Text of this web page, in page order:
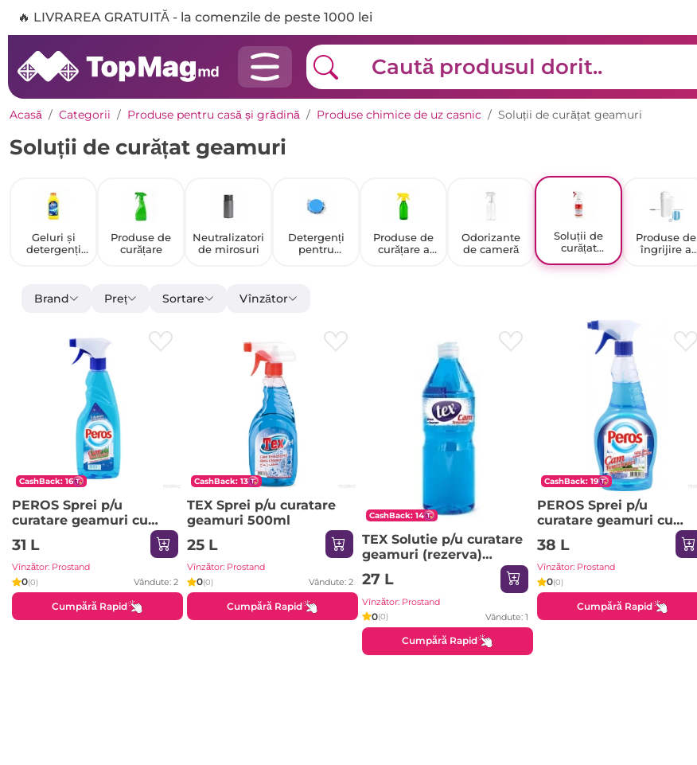
🔥 LIVRAREA GRATUITĂ - la comenzile de peste 1000 lei
Acasă Categorii Produse pentru casă și grădină Produse chimice de uz casnic Soluții de curățat geamuri
Soluții de curățat geamuri
Geluri și
detergenți
Produse de
curățare
Neutralizatori
de mirosuri
Detergenți
pentru
Produse de
curățare a
Odorizante
de cameră
Soluții de
curățat
Produse de
îngrijire a
Brand Preț Sortare Vînzător
CashBack: 16
PEROS Sprei p/u
curatare geamuri cu
pulverizator 500ml
31 L
Vînzător: Prostand
0(0) Vândute: 2
Cumpără Rapid
CashBack: 13
TEX Sprei p/u curatare
geamuri 500ml
25 L
Vînzător: Prostand
0(0) Vândute: 2
Cumpără Rapid
CashBack: 14
TEX Solutie p/u curatare
geamuri (rezerva)
1000ml
27 L
Vînzător: Prostand
0(0) Vândute: 1
Cumpără Rapid
CashBack: 19
PEROS Sprei p/u
curatare geamuri cu
pulverizator 750ml
38 L
Vînzător: Prostand
0(0)
Cumpără Rapid